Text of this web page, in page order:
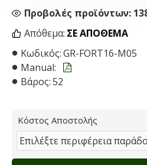
Απόθεμα: ΣΕ ΑΠΌΘΕΜΑ
Κωδικός:GR-FORT16-M05
Manual:
Βάρος:52
Προβολές προϊόντων:
Κόστος Αποστολής